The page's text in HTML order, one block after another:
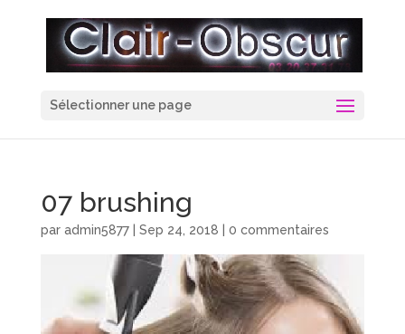
Sélectionner une page
07 brushing
par admin5877| Sep 24, 2018 0 commentaires